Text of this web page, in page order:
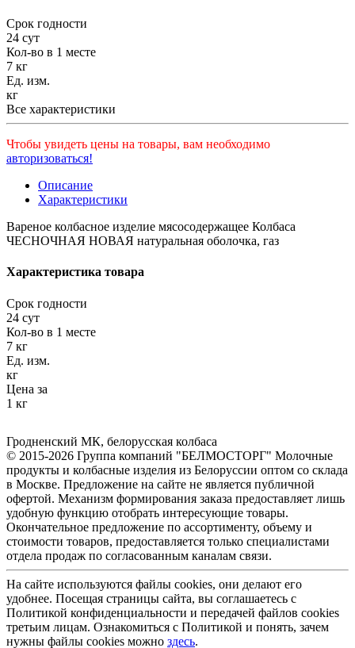
Срок годности
24 сут
Кол-во в 1 месте
7 кг
Ед. изм.
кг
Все характеристики
Чтобы увидеть цены на товары, вам необходимо
авторизоваться!
Описание
Характеристики
Вареное колбасное изделие мясосодержащее Колбаса
ЧЕСНОЧНАЯ НОВАЯ натуральная оболочка, газ
Характеристика товара
Срок годности
24 сут
Кол-во в 1 месте
7 кг
Ед. изм.
кг
Цена за
1 кг
Гродненский МК, белорусская колбаса
© 2015-2026 Группа компаний "БЕЛМОСТОРГ" Молочные
продукты и колбасные изделия из Белоруссии оптом со склада
в Москве. Предложение на сайте не является публичной
офертой. Механизм формирования заказа предоставляет лишь
удобную функцию отобрать интересующие товары.
Окончательное предложение по ассортименту, объему и
стоимости товаров, предоставляется только специалистами
отдела продаж по согласованным каналам связи.
На сайте используются файлы cookies, они делают его
удобнее. Посещая страницы сайта, вы соглашаетесь с
Политикой конфиденциальности и передачей файлов cookies
третьим лицам. Ознакомиться с Политикой и понять, зачем
нужны файлы сookies можно здесь.